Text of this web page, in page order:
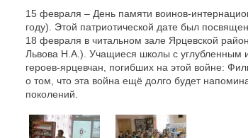
15 февраля – День памяти воинов-
году). Этой патриотической дате был посвящен
18 февраля в читальном зале Ярцевской
Львова Н.А.). Учащиеся школы с углубленным
героев-ярцевчан, погибших на этой войне:
о том, что эта война ещё долго будет
поколений.